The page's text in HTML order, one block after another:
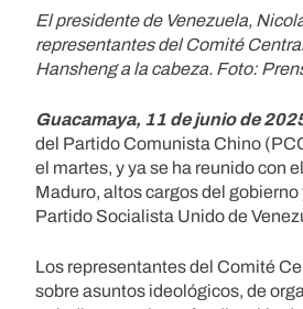
El presidente de Venezuela,
representantes del Comité
Hansheng a la cabeza. Foto:
Guacamaya, 11 de junio de
del Partido Comunista Chino
el martes, y ya se ha reunido con
Maduro, altos cargos del
Partido Socialista Unido de
Los representantes del Comité
sobre asuntos ideológicos, de